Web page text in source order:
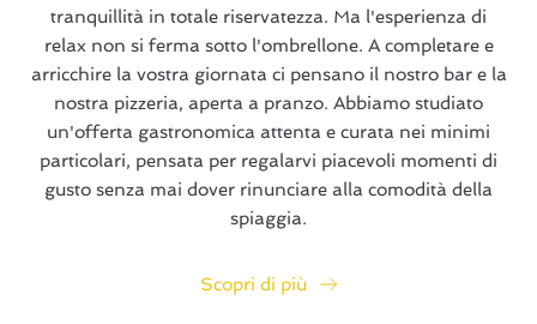
tranquillità in totale riservatezza. Ma l'esperienza di
relax non si ferma sotto l'ombrellone. A completare e
arricchire la vostra giornata ci pensano il nostro bar e la
nostra pizzeria, aperta a pranzo. Abbiamo studiato
un'offerta gastronomica attenta e curata nei minimi
particolari, pensata per regalarvi piacevoli momenti di
gusto senza mai dover rinunciare alla comodità della
spiaggia.
Scopri di più